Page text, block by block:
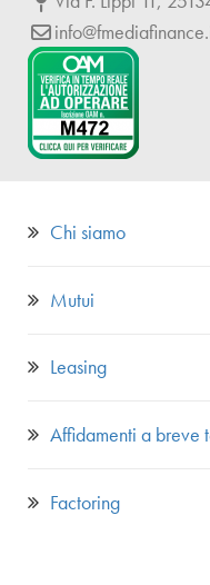
Chi siamo
Mutui
Leasing
Affidamenti a breve
Factoring